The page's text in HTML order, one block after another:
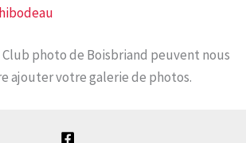
photo de Boisbriand peuvent nous
ajouter votre galerie de photos.